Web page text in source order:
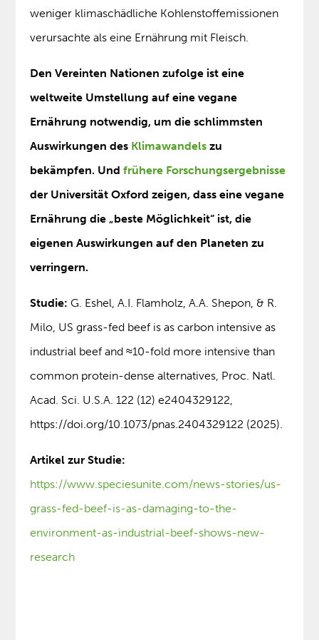
weniger klimaschädliche Kohlenstoffemissionen
verursachte als eine Ernährung mit Fleisch.
Den Vereinten Nationen zufolge ist eine
weltweite Umstellung auf eine vegane
Ernährung notwendig, um die schlimmsten
Auswirkungen des Klimawandels zu
bekämpfen. Undfrühere Forschungsergebnisse
der Universität Oxford zeigen, dass eine vegane
Ernährung die „beste Möglichkeit“ ist, die
eigenen Auswirkungen auf den Planeten zu
verringern.
Studie: G. Eshel, A.I. Flamholz, A.A. Shepon, & R.
Milo, US grass-fed beef is as carbon intensive as
industrial beef and ≈10-fold more intensive than
common protein-dense alternatives, Proc. Natl.
Acad. Sci. U.S.A. 122 (12) e2404329122,
https://doi.org/10.1073/pnas.2404329122 (2025).
Artikel zur Studie:
https://www.speciesunite.com/news-stories/us-
grass-fed-beef-is-as-damaging-to-the-
environment-as-industrial-beef-shows-new-
research